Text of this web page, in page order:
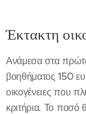
Έκτακτη
Ανάμεσα στα
βοηθήματος 150
οικογένειες που
κριτήρια. Το ποσό